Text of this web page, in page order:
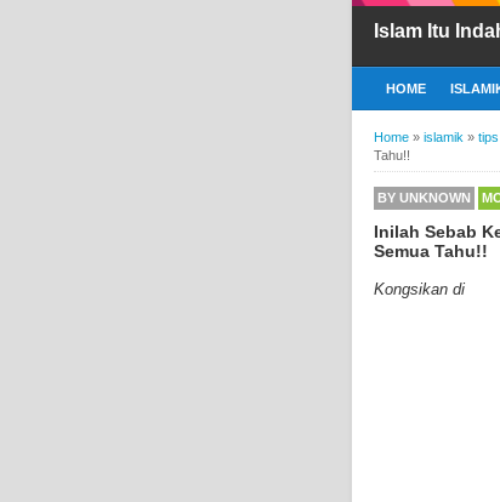
Islam Itu
HOME
Home » islamik » tips
Tahu!!
BY UNKNOWN
Inilah Sebab
Semua Tahu!!
Kongsikan di